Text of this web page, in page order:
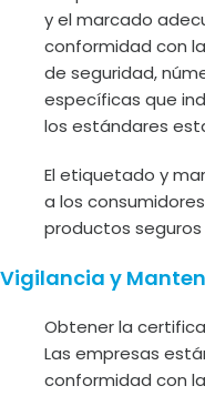
y el marcado
conformidad con
de seguridad,
específicas que
los estándares
El etiquetado y
a los
productos seguros
Vigilancia y
Obtener la
Las empresas
conformidad con